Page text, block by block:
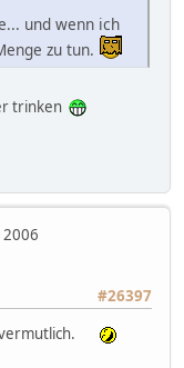
und wenn ich
zu tun.
trinken
2006
#26397